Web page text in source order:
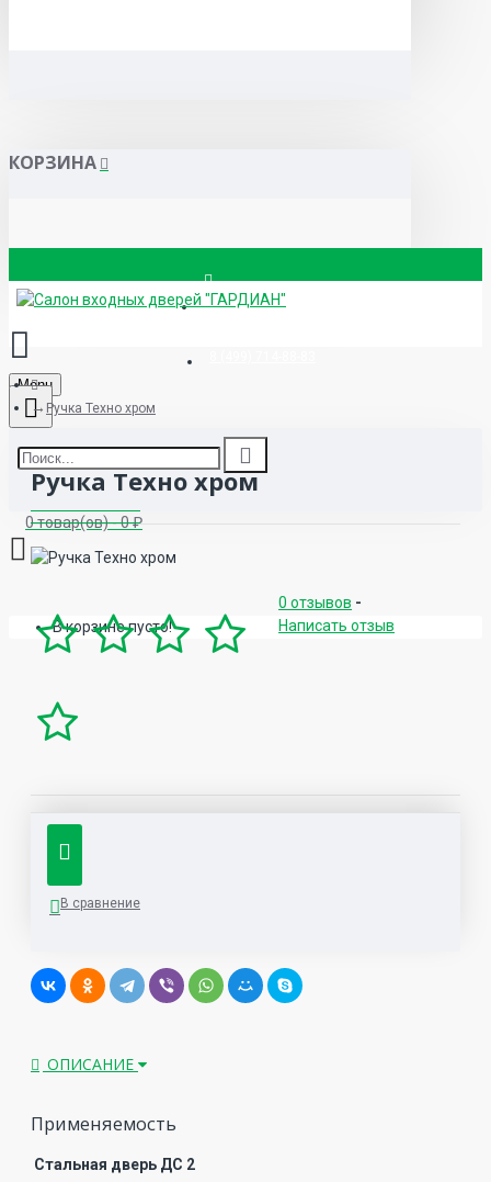
КОРЗИНА
Вызвать замерщика
Menu
0 товар(ов) - 0 ₽
В корзине пусто!
Ручка Техно хром
Ручка Техно хром
0 отзывов -
Написать отзыв
В сравнение
ОПИСАНИЕ
Применяемость
Стальная дверь ДС 2